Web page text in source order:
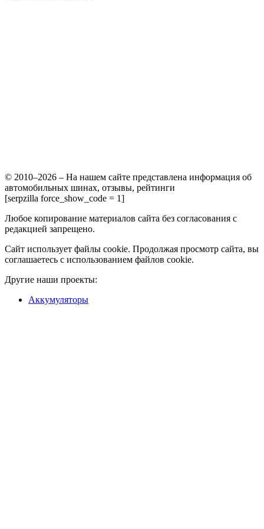
© 2010–2026 – На нашем сайте представлена информация об
автомобильных шинах, отзывы, рейтинги
[serpzilla force_show_code = 1]
Любое копирование материалов сайта без согласования с
редакцией запрещено.
Сайт использует файлы cookie. Продолжая просмотр сайта, вы
соглашаетесь с использованием файлов cookie.
Другие наши проекты:
Аккумуляторы